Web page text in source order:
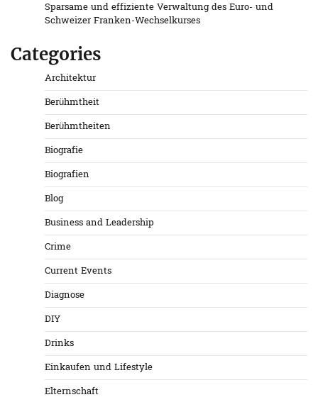
Sparsame und effiziente Verwaltung des Euro- und
Schweizer Franken-Wechselkurses
Categories
Architektur
Berühmtheit
Berühmtheiten
Biografie
Biografien
Blog
Business and Leadership
Crime
Current Events
Diagnose
DIY
Drinks
Einkaufen und Lifestyle
Elternschaft